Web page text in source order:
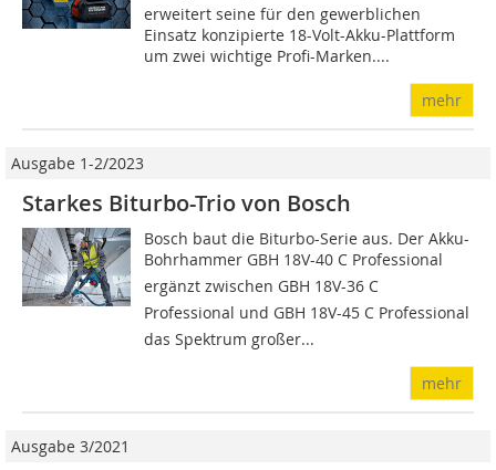
erweitert seine für den gewerblichen
Einsatz konzipierte 18-Volt-Akku-Plattform
um zwei wichtige Profi-Marken....
mehr
Ausgabe 1-2/2023
Starkes Biturbo-Trio von Bosch
Bosch baut die Biturbo-Serie aus. Der Akku-
Bohrhammer GBH 18V-40 C Professional
ergänzt zwischen GBH 18V-36 C
Professional und GBH 18V-45 C Professional
das Spektrum großer...
mehr
Ausgabe 3/2021